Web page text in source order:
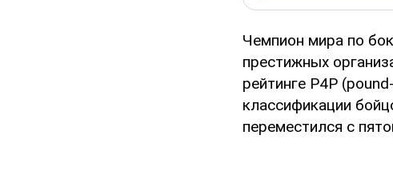
Чемпион мира по
престижных
рейтинге Р4Р
классификации
переместился с